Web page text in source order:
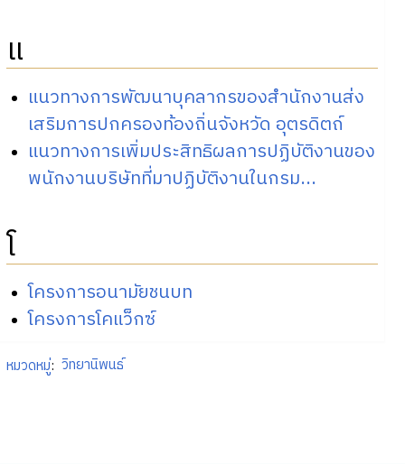
แ
แนวทางการพัฒนาบุคลากรของสำนักงานส่ง
เสริมการปกครองท้องถิ่นจังหวัด อุตรดิตถ์
แนวทางการเพิ่มประสิทธิผลการปฏิบัติงานของ
พนักงานบริษัทที่มาปฏิบัติงานในกรม...
โ
โครงการอนามัยชนบท
โครงการโคแว็กซ์
หมวดหมู่: วิทยานิพนธ์